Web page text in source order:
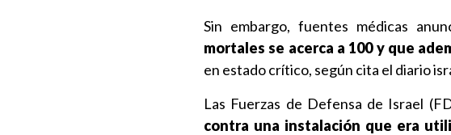
Sin embargo, fuentes médicas
mortales se acerca a 100 y que
en estado crítico, según cita el diario
Las Fuerzas de Defensa de Israel
contra una instalación que era